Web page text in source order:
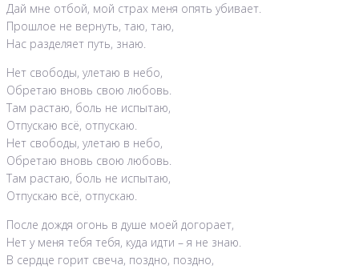
Дай мне отбой, мой страх меня опять убивает.
Прошлое не вернуть, таю, таю,
Нас разделяет путь, знаю.
Нет свободы, улетаю в небо,
Обретаю вновь свою любовь.
Там растаю, боль не испытаю,
Отпускаю всё, отпускаю.
Нет свободы, улетаю в небо,
Обретаю вновь свою любовь.
Там растаю, боль не испытаю,
Отпускаю всё, отпускаю.
После дождя огонь в душе моей догорает,
Нет у меня тебя тебя, куда идти – я не знаю.
В сердце горит свеча, поздно, поздно,